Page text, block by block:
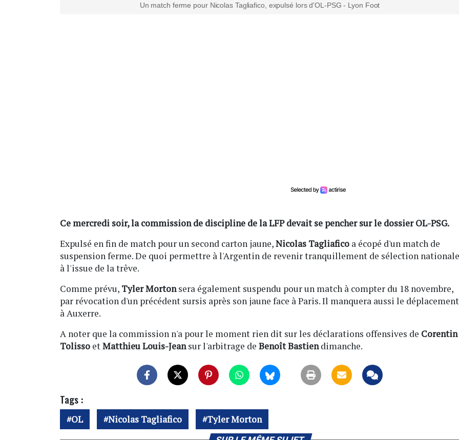
Un match ferme pour Nicolas Tagliafico, expulsé lors d'OL-PSG - Lyon Foot
Ce mercredi soir, la commission de discipline de la LFP devait se pencher sur le dossier OL-PSG.
Expulsé en fin de match pour un second carton jaune,Nicolas Tagliafico a écopé d'un match de
suspension ferme. De quoi permettre à l'Argentin de revenir tranquillement de sélection nationale
à l'issue de la trêve.
Comme prévu, Tyler Mortonsera également suspendu pour un match à compter du 18 novembre,
par révocation d'un précédent sursis après son jaune face à Paris. Il manquera aussi le déplacement
à Auxerre.
A noter que la commission n'a pour le moment rien dit sur les déclarations offensives de Corentin
Tolisso etMatthieu Louis-Jeansur l'arbitrage de Benoît Bastiendimanche.
Tags :
OL Nicolas Tagliafico Tyler Morton